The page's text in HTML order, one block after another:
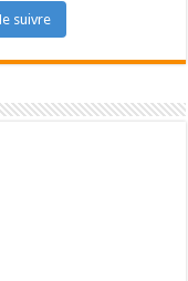
suivre